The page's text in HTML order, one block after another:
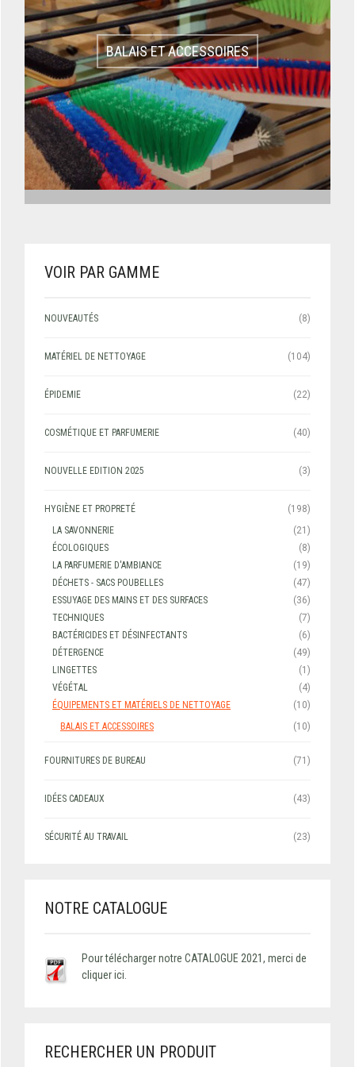
BALAIS ET ACCESSOIRES
VOIR PAR GAMME
NOUVEAUTÉS (8)
MATÉRIEL DE NETTOYAGE (104)
ÉPIDEMIE (22)
COSMÉTIQUE ET PARFUMERIE (40)
NOUVELLE EDITION 2025 (3)
HYGIÈNE ET PROPRETÉ
(198)
LA SAVONNERIE
(21)
ÉCOLOGIQUES
(8)
LA PARFUMERIE D'AMBIANCE
(19)
DÉCHETS - SACS POUBELLES
(47)
ESSUYAGE DES MAINS ET DES SURFACES
(36)
TECHNIQUES
(7)
BACTÉRICIDES ET DÉSINFECTANTS
(6)
DÉTERGENCE
(49)
LINGETTES
(1)
VÉGÉTAL
(4)
ÉQUIPEMENTS ET MATÉRIELS DE NETTOYAGE
(10)
BALAIS ET ACCESSOIRES
(10)
FOURNITURES DE BUREAU (71)
IDÉES CADEAUX (43)
SÉCURITÉ AU TRAVAIL (23)
NOTRE CATALOGUE
Pour télécharger notre CATALOGUE 2021, merci de
cliquer ici.
RECHERCHER UN PRODUIT